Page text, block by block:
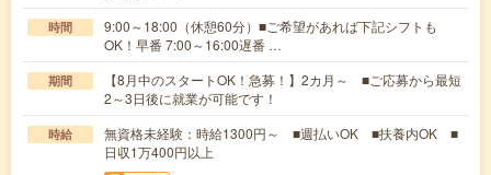
時間
9:00～18:00（休憩60分）■ご希望があれば下記シフトも
OK！早番 7:00～16:00遅番 …
期間
【8月中のスタートOK！急募！】2カ月～ ■ご応募から最短
2～3日後に就業が可能です！
時給
無資格未経験：時給1300円～ ■週払いOK ■扶養内OK ■
日収1万400円以上